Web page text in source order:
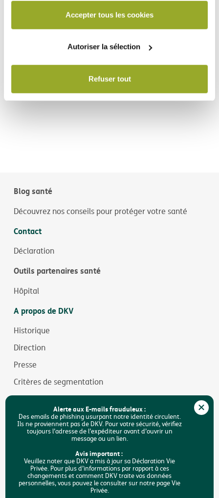
cookies par DKV ou sur la manière de bloquer et/ou de
supprimer les cookies, veuillez consulter notre
déclaration relative aux cookies, disponible au bas de
Accepter tous les cookies
Autoriser la sélection
Refuser tout
Blog santé
Découvrez nos conseils pour protéger votre santé
Contact
Déclaration
Outils partenaires santé
Hôpital
A propos de DKV
Historique
Direction
Presse
Critères de segmentation
Jobs
Durabilité
Accessibilité
Rechercher
Alerte aux E-mails frauduleux :
Des emails de phishing usurpant notre identité circulent.
Ils ne proviennent pas de DKV. Pour votre sécurité, vérifiez
toujours l’adresse de l’expéditeur avant d’ouvrir un
message ou un lien.
Avis important :
Veuillez noter que DKV a mis à jour sa Déclaration Vie
Privée. Pour plus d’informations par rapport à ces
changements et comment DKV traite vos données
personnelles, vous pouvez le consulter sur notre page Vie
Privée.